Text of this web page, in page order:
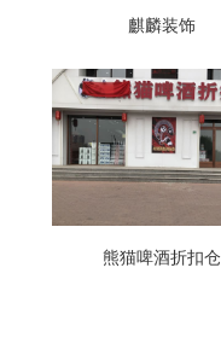
麒麟装饰
熊猫啤酒折扣仓